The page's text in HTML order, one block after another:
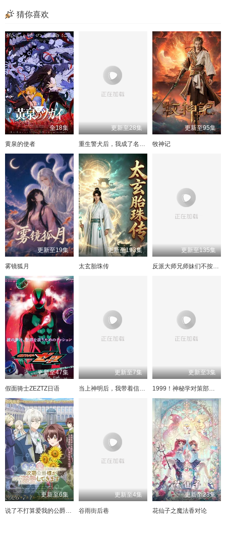
181 184
185 188
189 192
193 196
197 200
201 202 203 204
205 206 207
209 210 211
213 214 215 216
217 218 219 220
221 222 223
225 226 227 230
232 233 235
236
240
244 247
248
252 253 254 255
256 257 258 259
260 263
264 导演剪辑版
141 144
145 148
149 152
153 156
157 160
161 162 163 164
165 166 167
169 170 171
173 174 175 176
177 178 179 180
181 182 183
185 186 187 188
189 190 192
193
197
201 204
205
209 210 211 212
213 214 215 216
217 220
221 224
225 228
229 232
233 236
237 238 239 240集上
101 104
105 108
109 112
113
117 120
121 122 123 124
125 126 127
129 130 131
133 134 135 136
137 138 139 140
141 142 143
145 146 147 148
149 150 152
153
157
161 164
165
169 170 171 172
173 174 175 176
177 180
181 184
185 188
189 192
193 196
197 198 199 200
61 64
65 68
69 72
73
77 80
81 82 83 84
85 86 87
89 90 91
93 94 95 96
97 98 99 100
101 102 103
105 106 107 108
109 110 112
113
117
121 124
125
129 130 131 132
133 134 135 136
137 140
141 144
145 148
149 152
153 156
157 158 159 160
猜你喜欢
全18集
黄泉的使者
更新至28集
重生警犬后，我成了名侦探
更新至95集
牧神记
更新至19集
雾镜狐月
更新至193集
太玄胎珠传
更新至135集
反派大师兄师妹们不按套路出牌
更新至47集
假面骑士ZEZTZ日语
更新至7集
当上神明后，我带着信徒干翻了废土
更新至3集
1999！神秘学对策部中配版
更新至6集
说了不打算爱我的公爵继承人不知为何对我宠爱有加
更新至4集
谷雨街后巷
更新至23集
花仙子之魔法香对论